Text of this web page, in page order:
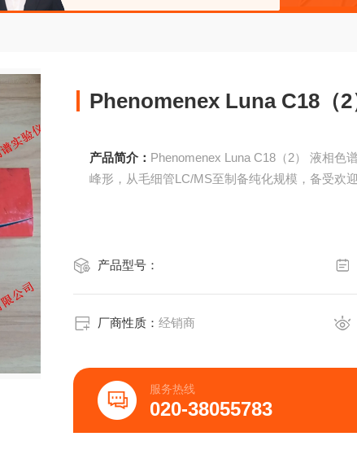
Phenomenex Luna C18（
产品简介： Phenomenex Luna C18（2） 液相色
峰形，从毛细管LC/MS至制备纯化规模，备受欢迎
产品型号：
厂商性质：经销商
服务热线
020-38055783